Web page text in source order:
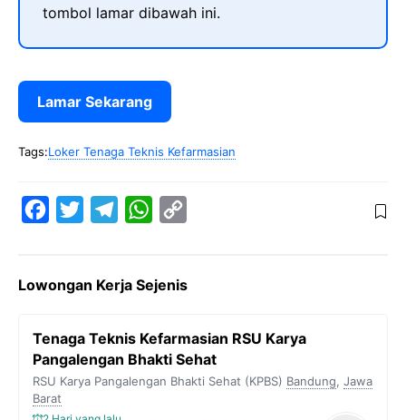
tombol lamar dibawah ini.
Lamar Sekarang
Tags:Loker Tenaga Teknis Kefarmasian
e
o
o
k
t
e
e
r
W
t
A
y
i
n
Lowongan Kerja Sejenis
Tenaga Teknis Kefarmasian RSU Karya
Pangalengan Bhakti Sehat
RSU Karya Pangalengan Bhakti Sehat (KPBS) Bandung, Jawa
Barat